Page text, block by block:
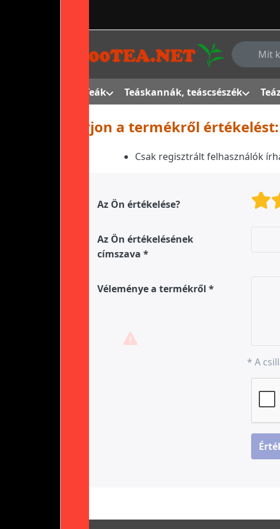
Adja meg
Teák Teáskannák, teáscsészék
Írjon a termékről értékelést:
Csak regisztrált felhasználók
Az Ön értékelése?
Az Ön értékelésének
címszava
Véleménye a termékről
* A